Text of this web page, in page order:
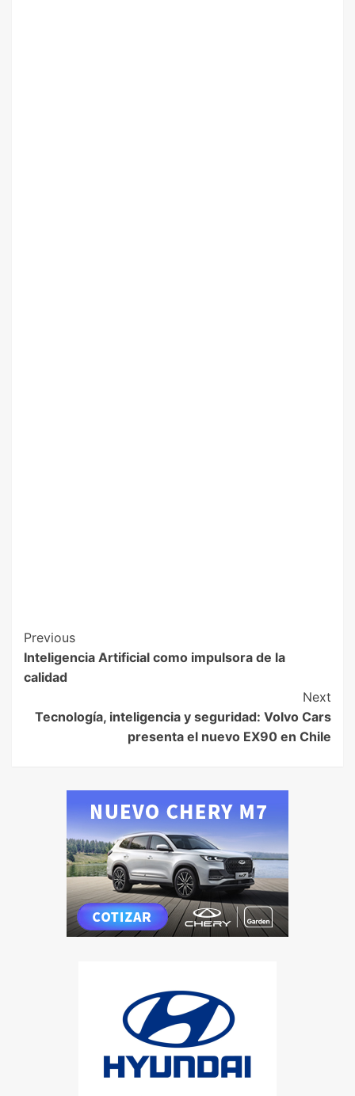
Previous
Inteligencia Artificial como impulsora de la
calidad
Next
Tecnología, inteligencia y seguridad: Volvo Cars
presenta el nuevo EX90 en Chile